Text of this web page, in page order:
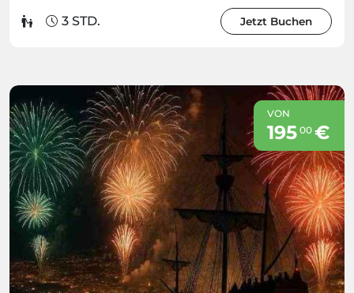
3 STD.
Jetzt Buchen
VON
195 00€